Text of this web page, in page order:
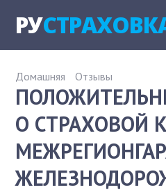
РУ
Домашняя Отзывы
О СТРАХОВОЙ